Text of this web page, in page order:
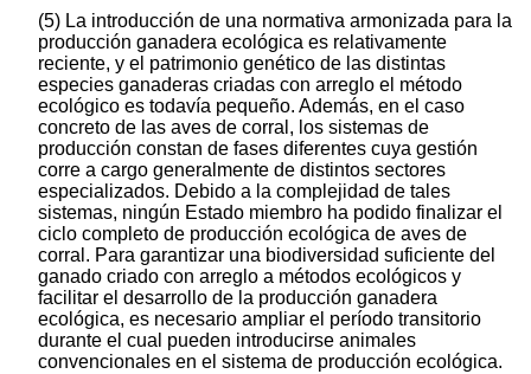
(5) La introducción de una normativa armonizada para la
producción ganadera ecológica es relativamente
reciente, y el patrimonio genético de las distintas
especies ganaderas criadas con arreglo el método
ecológico es todavía pequeño. Además, en el caso
concreto de las aves de corral, los sistemas de
producción constan de fases diferentes cuya gestión
corre a cargo generalmente de distintos sectores
especializados. Debido a la complejidad de tales
sistemas, ningún Estado miembro ha podido finalizar el
ciclo completo de producción ecológica de aves de
corral. Para garantizar una biodiversidad suficiente del
ganado criado con arreglo a métodos ecológicos y
facilitar el desarrollo de la producción ganadera
ecológica, es necesario ampliar el período transitorio
durante el cual pueden introducirse animales
convencionales en el sistema de producción ecológica.